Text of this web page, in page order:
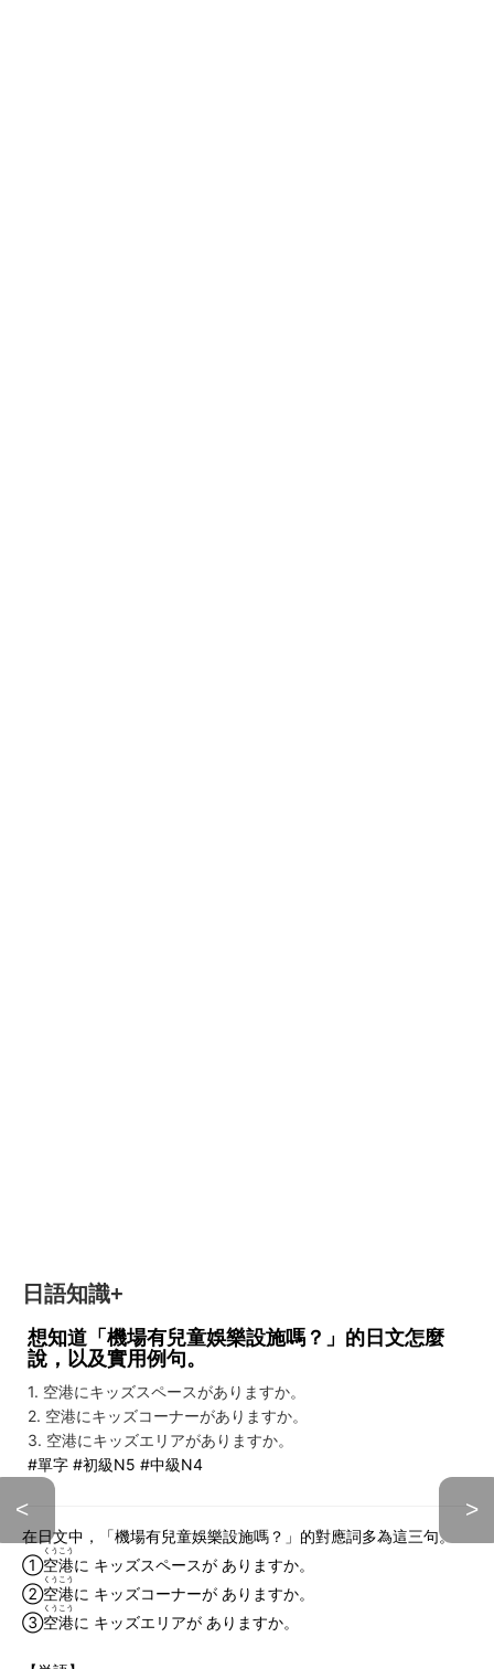
日語知識+
想知道「機場有兒童娛樂設施嗎？」的日文怎麼
說，以及實用例句。
1. 空港にキッズスペースがありますか。
2. 空港にキッズコーナーがありますか。
3. 空港にキッズエリアがありますか。
#單字 #初級N5 #中級N4
< >
在日文中，「機場有兒童娛樂設施嗎？」的對應詞多為這三句。
①空港
くうこう
に キッズスペースが ありますか。
②空港
くうこう
に キッズコーナーが ありますか。
③空港
くうこう
に キッズエリアが ありますか。